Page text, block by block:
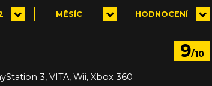
MĚSÍC HODNOCENÍ
9/10
3, VITA, Wii, Xbox 360